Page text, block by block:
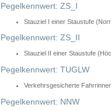
Pegelkennwert: ZS_I
Stauziel I einer Staustufe
Pegelkennwert: ZS_II
Stauziel II einer Staustufe
Pegelkennwert: TUGLW
Verkehrsgesicherte
Pegelkennwert: NNW